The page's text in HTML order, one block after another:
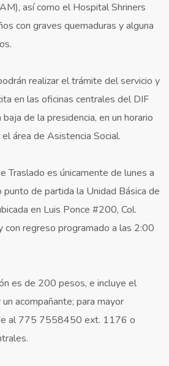
así como el Hospital Shriners
con graves quemaduras y alguna
realizar el trámite del servicio y
en las oficinas centrales del DIF
de la presidencia, en un horario
área de Asistencia Social.
Traslado es únicamente de lunes a
de partida la Unidad Básica de
en Luis Ponce #200, Col.
con regreso programado a las 2:00
es de 200 pesos, e incluye el
acompañante; para mayor
al 775 7558450 ext. 1176 o